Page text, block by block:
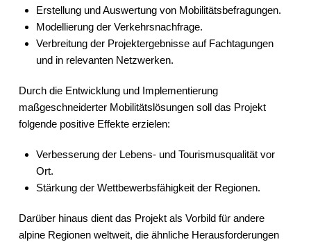
Erstellung und Auswertung von Mobilitätsbefragungen.
Modellierung der Verkehrsnachfrage.
Verbreitung der Projektergebnisse auf Fachtagungen
und in relevanten Netzwerken.
Durch die Entwicklung und Implementierung
maßgeschneiderter Mobilitätslösungen soll das Projekt
folgende positive Effekte erzielen:
Verbesserung der Lebens- und Tourismusqualität vor
Ort.
Stärkung der Wettbewerbsfähigkeit der Regionen.
Darüber hinaus dient das Projekt als Vorbild für andere
alpine Regionen weltweit, die ähnliche Herausforderungen